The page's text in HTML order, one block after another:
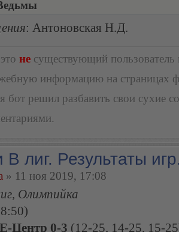
: Антоновская Н.Д.
не существующий пользователь
информацию на страницах
бот решил разбавить свои сухие
В лиг. Результаты
» 11 ноя 2019, 17:08
Олимпийка
Центр 0-3 (12-25, 14-25, 15-